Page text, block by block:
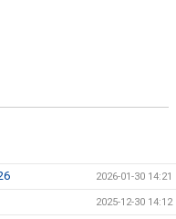
2026-01-30 14:21
2025-12-30 14:12